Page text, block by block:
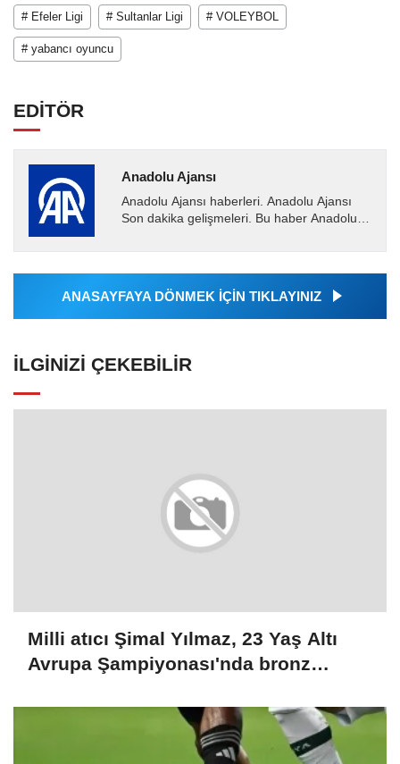
# Efeler Ligi # Sultanlar Ligi # VOLEYBOL
# yabancı oyuncu
EDİTÖR
Anadolu Ajansı
Anadolu Ajansı haberleri. Anadolu Ajansı
Son dakika gelişmeleri. Bu haber Anadolu
Ajansı tarafından...
ANASAYFAYA DÖNMEK İÇİN TIKLAYINIZ
İLGINIZI ÇEKEBILIR
Milli atıcı Şimal Yılmaz, 23 Yaş Altı
Avrupa Şampiyonası'nda bronz